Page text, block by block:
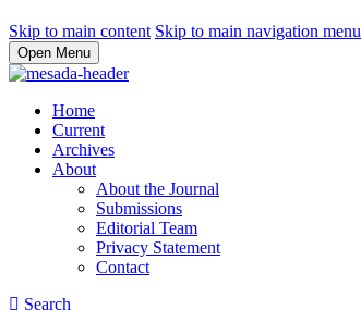
Skip to main content Skip to main navigation menu
Open Menu
Home
Current
Archives
About
About the Journal
Submissions
Editorial Team
Privacy Statement
Contact
Search